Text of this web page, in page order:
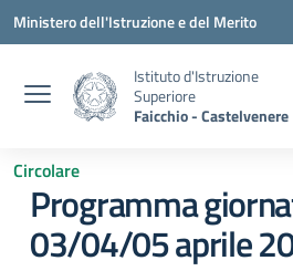
Vai ai contenuti
Vai al menu di navigazione
Vai al footer
Ministero dell'Istruzione e del Merito
Istituto d'Istruzione
Superiore
Faicchio - Castelvenere
Circolare
Programma
03/04/05 aprile